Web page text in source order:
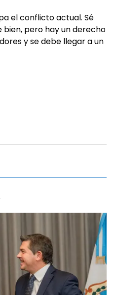
el conflicto actual. Sé
bien, pero hay un derecho
y se debe llegar a un